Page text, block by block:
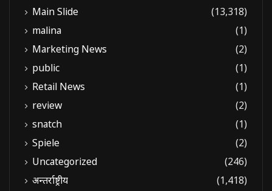
Main Slide
(13,318)
malina
(1)
Marketing News
(2)
public
(1)
Retail News
(1)
review
(2)
snatch
(1)
Spiele
(2)
Uncategorized
(246)
अन्तर्राष्ट्रीय
(1,418)